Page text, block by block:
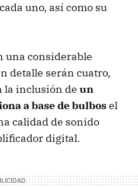
uno, así como su
una considerable
detalle serán cuatro,
la inclusión de un
a base de bulbosel
calidad de sonido
digital.